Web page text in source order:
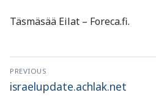
Täsmäsää Eilat – Foreca.fi.
Artikkelien
selaus
PREVIOUS
Previous
israelupdate.achlak.net